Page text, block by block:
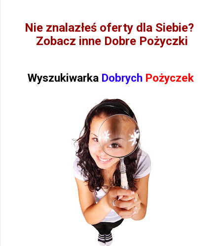
Nie znalazłeś oferty dla Siebie?
Zobacz inne Dobre Pożyczki
Wyszukiwarka Dobrych Pożyczek